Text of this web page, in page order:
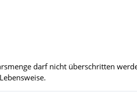
darf nicht überschritten